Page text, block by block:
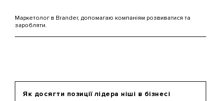
Маркетолог в Brander, допомагаю компаніям розвиватися та
заробляти.
Як досягти позиції лідера ніші в бізнесі